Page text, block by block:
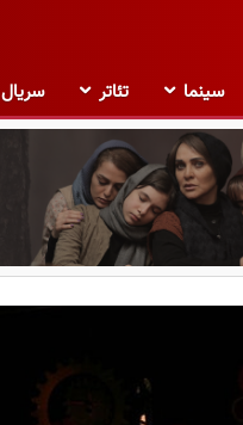
سینما تئاتر سریال